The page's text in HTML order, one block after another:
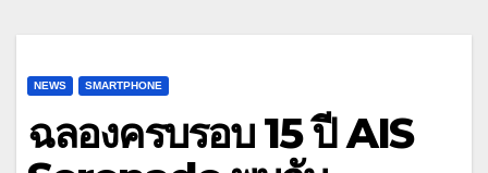
NEWS SMARTPHONE
ฉลองครบรอบ 15 ปี AIS